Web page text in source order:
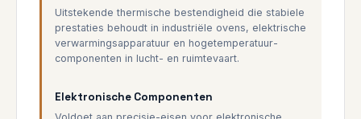
Uitstekende thermische bestendigheid die stabiele
prestaties behoudt in industriële ovens, elektrische
verwarmingsapparatuur en hogetemperatuur-
componenten in lucht- en ruimtevaart.
Elektronische Componenten